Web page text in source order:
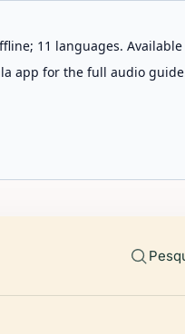
11 languages.
app for the full audio